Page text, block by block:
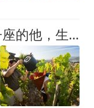
英雄烈酒「狮王XO」！狮子座的他，生日快到了（今起至八月22日）